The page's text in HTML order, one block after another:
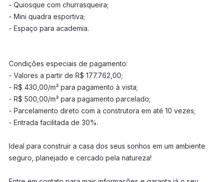
- Quiosque com churrasqueira;
- Mini quadra esportiva;
- Espaço para academia.
Condições especiais de pagamento:
- Valores a partir de R$ 177.762,00;
- R$ 430,00/m² para pagamento à vista;
- R$ 500,00/m² para pagamento parcelado;
- Parcelamento direto com a construtora em até 10 vezes;
- Entrada facilitada de 30%.
Ideal para construir a casa dos seus sonhos em um ambiente
seguro, planejado e cercado pela natureza!